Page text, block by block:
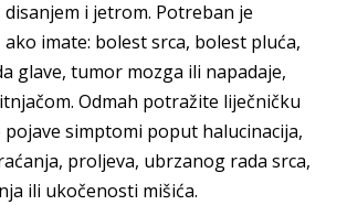
i jetrom. Potreban je
imate: bolest srca, bolest pluća,
glave, tumor mozga ili napadaje,
Odmah potražite liječničku
pojave simptomi poput halucinacija,
proljeva, ubrzanog rada srca,
ili ukočenosti mišića.